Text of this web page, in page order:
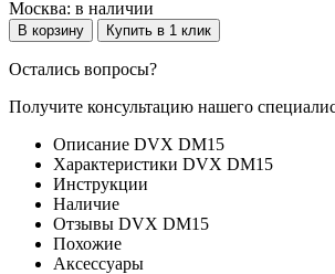
Москва: в наличии
В корзину Купить в 1 клик
Остались вопросы?
Получите консультацию нашего
Описание DVX DM15
Характеристики DVX DM15
Инструкции
Наличие
Отзывы DVX DM15
Похожие
Аксессуары